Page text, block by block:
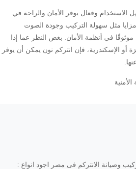
وفعال يوفر الأمان والراحة في
مثل سهولة التركيب وجودة الصوت
في أنظمة الأمان. بغض النظر عما إذا
الإسكندرية، فإن انتركم نون يمكن أن يوفر
الانتركم فى مصر اجود انواع :